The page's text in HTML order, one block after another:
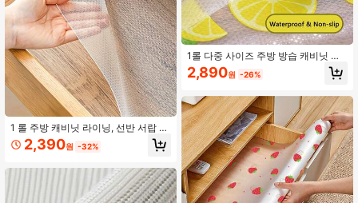
1 롤 주방 캐비닛 라이닝, 선반 서랍 라
이닝, 캐비닛 매트 라이닝, 종이 방습,
방수, 방진 냉장고 테이블 매트, 학교,
선택, 신부 들러리 선물, 방, 침실 장식,
침실 장식, 해변, 여행, 남성용, 여성용,
휴가, 귀여운 물건, 어머니의 날 선물,
2,390원 -32%
1롤 다중 사이즈 주방 방습 캐비닛 라
이너, EVA 방수 & 내유성 캐비닛 매트,
식탁 캐비닛 방습 라이너, 서랍 라이
이너 종이, 주방 용품
2,890원 -26%